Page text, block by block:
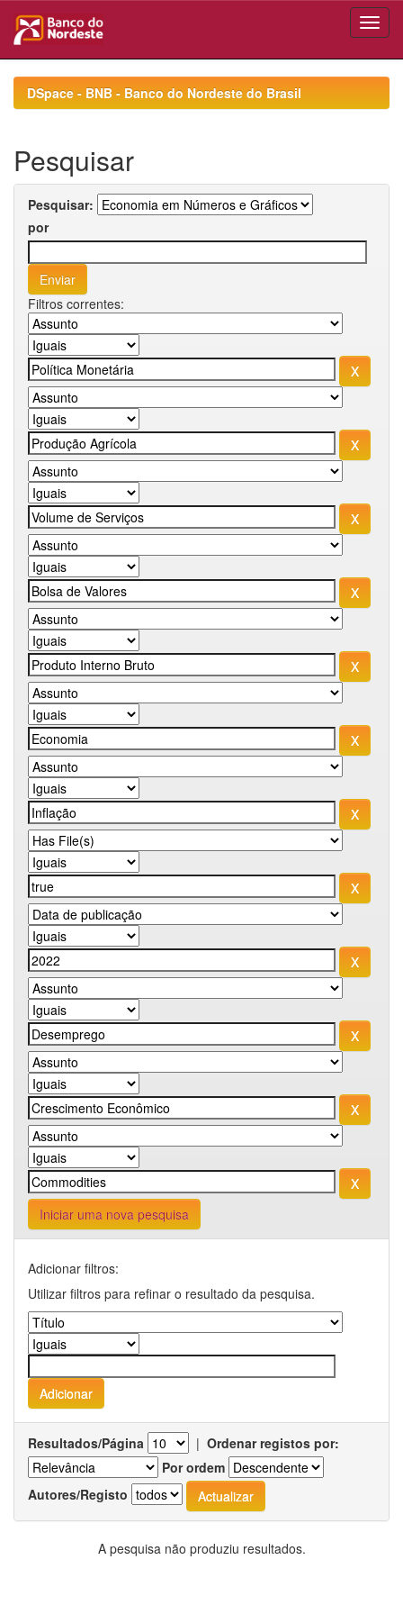
navigationDSpace - BNB - Banco do Nordeste do Brasil
Pesquisar
Pesquisar:
por
Filtros correntes:
Iniciar uma nova pesquisa
Adicionar filtros:
Utilizar filtros para refinar o resultado da pesquisa.
Resultados/Página | Ordenar registos por:
Por ordem
Autores/Registo
A pesquisa não produziu resultados.